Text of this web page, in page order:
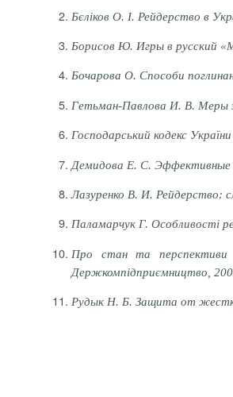
Бєліков О. І. Рейдерство в
Борисов Ю. Игры в русский
Бочарова О. Способи
Гетьман-Павлова И. В. Меры
Господарський кодекс
Демидова Е. С. Эффективные
Лазуренко В. И. Рейдерство:
Паламарчук Г. Особливості
Про станта перспективи
Держкомпідприємництво,
Рудык Н. Б. Защита от